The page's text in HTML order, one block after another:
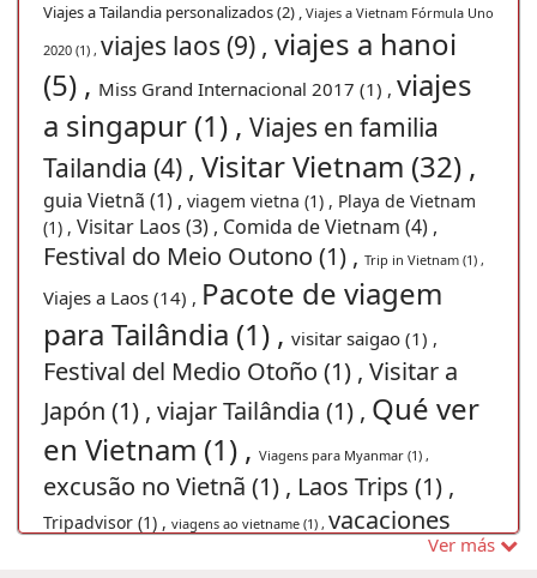
Viajes a Tailandia personalizados (2) , Viajes a Vietnam Fórmula Uno
2020 (1) , viajes laos (9) , viajes a hanoi
(5) , Miss Grand Internacional 2017 (1) , viajes
a singapur (1) , Viajes en familia
Tailandia (4) , Visitar Vietnam (32) ,
guia Vietnã (1) , viagem vietna (1) , Playa de Vietnam
(1) , Visitar Laos (3) , Comida de Vietnam (4) ,
Festival do Meio Outono (1) , Trip in Vietnam (1) ,
Viajes a Laos (14) , Pacote de viagem
para Tailândia (1) , visitar saigao (1) ,
Festival del Medio Otoño (1) , Visitar a
Japón (1) , viajar Tailândia (1) , Qué ver
en Vietnam (1) , Viagens para Myanmar (1) ,
excusão no Vietnã (1) , Laos Trips (1) ,
Tripadvisor (1) , viagens ao vietname (1) , vacaciones
viajar a ho chi minh
Ver más